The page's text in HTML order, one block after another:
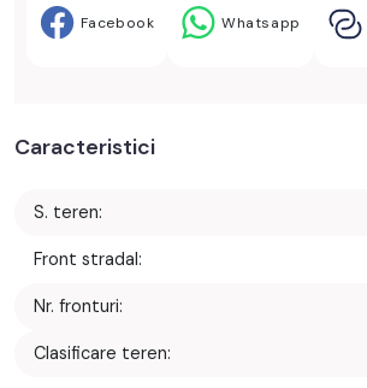
Facebook Whatsapp
Caracteristici
S. teren:
Front stradal:
Nr. fronturi:
Clasificare teren: